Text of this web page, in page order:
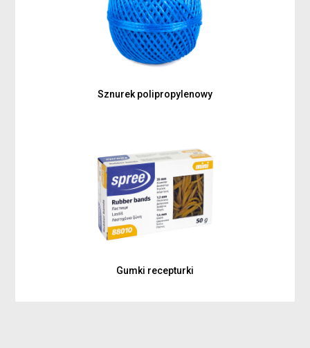
Sznurek polipropylenowy
Gumki recepturki